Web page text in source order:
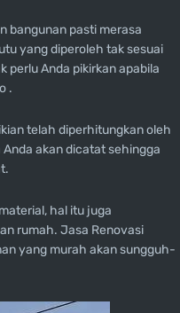
bangunan pasti merasa
yang diperoleh tak sesuai
perlu Anda pikirkan apabila
.
telah diperhitungkan oleh
akan dicatat sehingga
hal itu juga
rumah. Jasa Renovasi
yang murah akan sungguh-